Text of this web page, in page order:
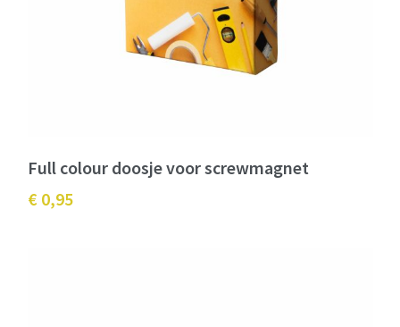
Full colour doosje voor screwmagnet
€ 0,95